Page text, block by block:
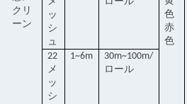
クリ
ーン
色
赤
色
ッ
シ
ュ
22
メ
ッ
シ
1~6m
30m~100m/
ロール